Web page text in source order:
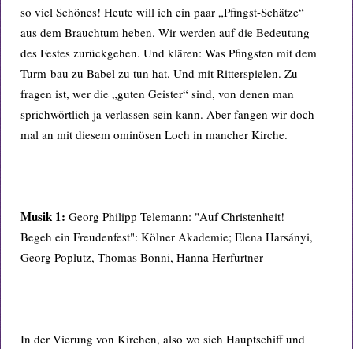
so viel Schönes! Heute will ich ein paar „Pfingst-Schätze“
aus dem Brauchtum heben. Wir werden auf die Bedeutung
des Festes zurückgehen. Und klären: Was Pfingsten mit dem
Turm-bau zu Babel zu tun hat. Und mit Ritterspielen. Zu
fragen ist, wer die „guten Geister“ sind, von denen man
sprichwörtlich ja verlassen sein kann. Aber fangen wir doch
mal an mit diesem ominösen Loch in mancher Kirche.
Musik 1: Georg Philipp Telemann: "Auf Christenheit!
Begeh ein Freudenfest": Kölner Akademie; Elena Harsányi,
Georg Poplutz, Thomas Bonni, Hanna Herfurtner
In der Vierung von Kirchen, also wo sich Hauptschiff und